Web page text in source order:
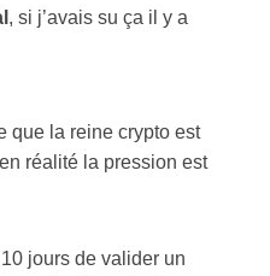
, si j’avais su ça il y a
que la reine crypto est
réalité la pression est
jours de valider un